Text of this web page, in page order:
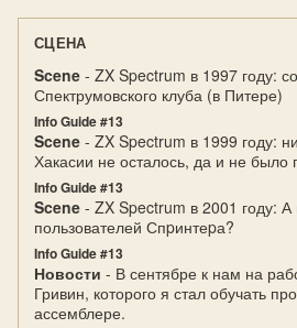
СЦЕНА
Scene - ZX Spectrum в 1997 году:
Спектрумовского клуба (в Питере)
Info Guide #13
Scene - ZX Spectrum в 1999 году:
Хакасии не осталось, да и не было
Info Guide #13
Scene - ZX Spectrum в 2001 году:
пользователей Спpинтеpа?
Info Guide #13
Новости - В сентябре к нам на
Гривин, которого я стал обучать
ассемблере.